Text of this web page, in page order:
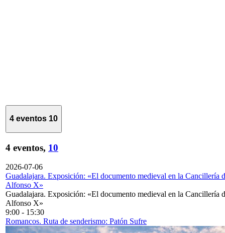
4 eventos 10
4 eventos, 10
2026-07-06
Guadalajara. Exposición: «El documento medieval en la Cancillería
Alfonso X»
Guadalajara. Exposición: «El documento medieval en la Cancillería
Alfonso X»
9:00 - 15:30
Romancos. Ruta de senderismo: Patón Sufre